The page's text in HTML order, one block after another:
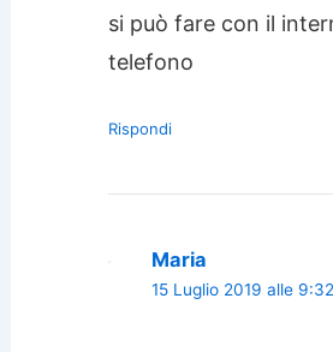
si può fare con il
telefono
Rispondi
Maria
15 Luglio 2019 alle 9:32